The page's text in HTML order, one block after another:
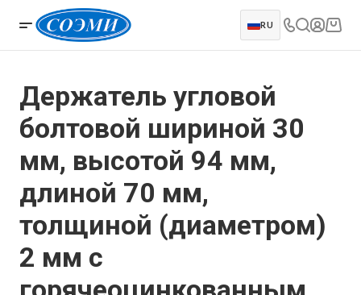
RU
Держатель угловой
болтовой шириной 30
мм, высотой 94 мм,
длиной 70 мм,
толщиной (диаметром)
2 мм с